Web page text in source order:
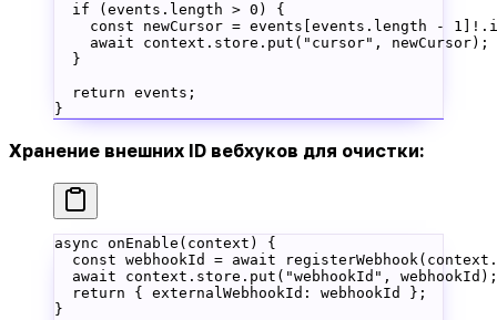
  if
(events. length > 0 ) {
    const
newCursor = events[events. length - 1 !
    await
context.store. put ( "cursor" , newCursor);
  }
  return
events;
}
Хранение внешних ID вебхуков для очистки:
async onEnable (context) {
  const
webhookId = await registerWebhook
  await
context.store. put ( "webhookId" , webhookId);
  return
{ externalWebhookId: webhookId };
}